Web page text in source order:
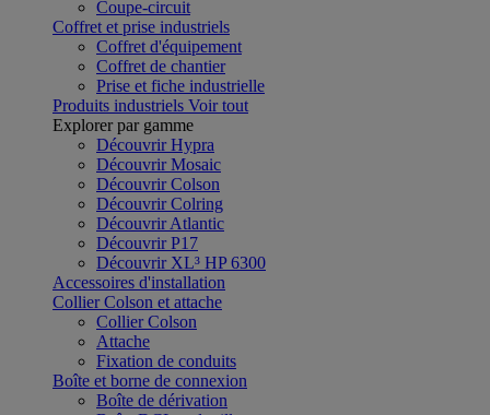
Coupe-circuit
Coffret et prise industriels
Coffret d'équipement
Coffret de chantier
Prise et fiche industrielle
Produits industriels Voir tout
Explorer par gamme
Découvrir Hypra
Découvrir Mosaic
Découvrir Colson
Découvrir Colring
Découvrir Atlantic
Découvrir P17
Découvrir XL³ HP 6300
Accessoires d'installation
Collier Colson et attache
Collier Colson
Attache
Fixation de conduits
Boîte et borne de connexion
Boîte de dérivation